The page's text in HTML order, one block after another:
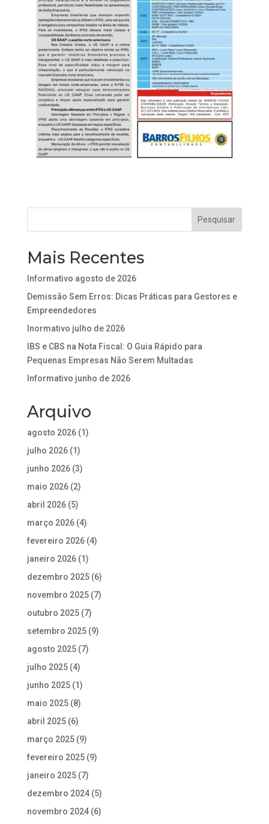
Mais Recentes
Informativo agosto de 2026
Demissão Sem Erros: Dicas Práticas para Gestores e
Empreendedores
Inormativo julho de 2026
IBS e CBS na Nota Fiscal: O Guia Rápido para
Pequenas Empresas Não Serem Multadas
Informativo junho de 2026
Arquivo
agosto 2026(1)
julho 2026(1)
junho 2026(3)
maio 2026(2)
abril 2026(5)
março 2026(4)
fevereiro 2026(4)
janeiro 2026(1)
dezembro 2025(6)
novembro 2025(7)
outubro 2025(7)
setembro 2025(9)
agosto 2025(7)
julho 2025(4)
junho 2025(1)
maio 2025(8)
abril 2025(6)
março 2025(9)
fevereiro 2025(9)
janeiro 2025(7)
dezembro 2024(5)
novembro 2024(6)